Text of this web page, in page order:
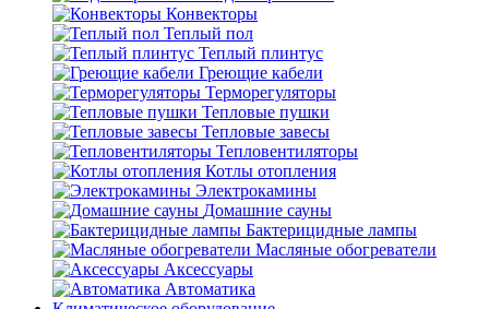
Конвекторы
Теплый пол
Теплый плинтус
Греющие кабели
Терморегуляторы
Тепловые пушки
Тепловые завесы
Тепловентиляторы
Котлы отопления
Электрокамины
Домашние сауны
Бактерицидные лампы
Масляные обогреватели
Аксессуары
Автоматика